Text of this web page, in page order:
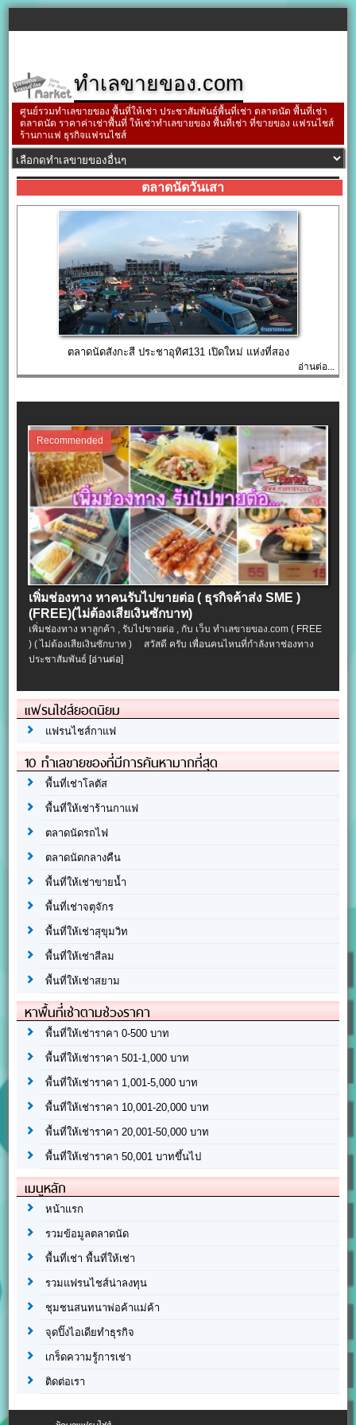
ทำเลขายของ.com
ศูนย์รวมทำเลขายของ พื้นที่ให้เช่า ประชาสัมพันธ์พื้นที่เช่า ตลาดนัด พื้นที่เช่า
ตลาดนัด ราคาค่าเช่าพื้นที่ ให้เช่าทำเลขายของ พื้นที่เช่า ที่ขายของ แฟรนไชส์
ร้านกาแฟ ธุรกิจแฟรนไชส์
ตลาดนัดวันเสา
ตลาดนัดสังกะสี ประชาอุทิศ131 เปิดใหม่ แห่งที่สอง
อ่านต่อ...
Recommended
เพิ่มช่องทาง หาคนรับไปขายต่อ ( ธุรกิจค้าส่ง SME )
(FREE)(ไม่ต้องเสียเงินซักบาท)
เพิ่มช่องทาง หาลูกค้า , รับไปขายต่อ , กับ เว็บ ทำเลขายของ.com ( FREE
) ( ไม่ต้องเสียเงินซักบาท ) สวัสดี ครับ เพื่อนคนไหนที่กำลังหาช่องทาง
ประชาสัมพันธ์[อ่านต่อ]
แฟรนไชส์ยอดนิยม
แฟรนไชส์กาแฟ
10 ทำเลขายของที่มีการค้นหามากที่สุด
พื้นที่เช่าโลตัส
พื้นที่ให้เช่าร้านกาแฟ
ตลาดนัดรถไฟ
ตลาดนัดกลางคืน
พื้นที่ให้เช่าขายน้ำ
พื้นที่เช่าจตุจักร
พื้นที่ให้เช่าสุขุมวิท
พื้นที่ให้เช่าสีลม
พื้นที่ให้เช่าสยาม
หาพื้นที่เช่าตามช่วงราคา
พื้นที่ให้เช่าราคา 0-500 บาท
พื้นที่ให้เช่าราคา 501-1,000 บาท
พื้นที่ให้เช่าราคา 1,001-5,000 บาท
พื้นที่ให้เช่าราคา 10,001-20,000 บาท
พื้นที่ให้เช่าราคา 20,001-50,000 บาท
พื้นที่ให้เช่าราคา 50,001 บาทขึ้นไป
เมนูหลัก
หน้าแรก
รวมข้อมูลตลาดนัด
พื้นที่เช่า พื้นที่ให้เช่า
รวมแฟรนไชส์น่าลงทุน
ชุมชนสนทนาพ่อค้าแม่ค้า
จุดปิ๊งไอเดียทำธุรกิจ
เกร็ดความรู้การเช่า
ติดต่อเรา